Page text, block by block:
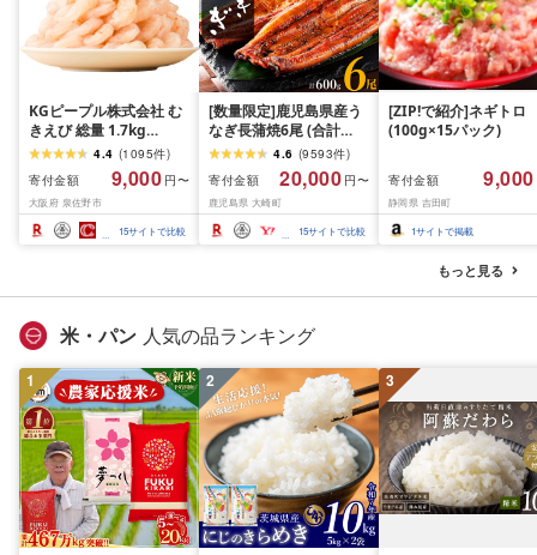
KGピープル株式会社 む
きえび 総量 1.7kg
(850g×2P) 特大 5Lサイ
ズ バナメイエビ バラ凍
結 下処理不要 サイズ不
揃い 訳あり
4.4 (1095件)
寄付金額
9,000 円〜
大阪府 泉佐野市
15サイトで比較
[数量限定]鹿児島県産う
なぎ長蒲焼6尾 (合計
600g以上)4.6 (9593件)
寄付金額
20,000 円〜
鹿児島県 大崎町
15サイトで比較
[ZIP!で紹介]ネギトロ
(100g×15パック)
寄付金額 9,000
静岡県 吉田町
1サイトで掲載
もっと見る
米・パン 人気の品ランキング
1 2 3